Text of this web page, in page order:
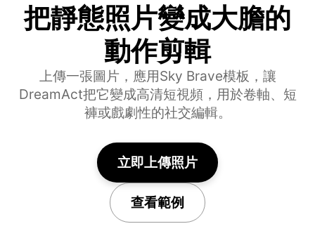
把靜態照片變成大膽的
動作剪輯
上傳一張圖片，應用Sky Brave模板，讓
DreamAct把它變成高清短視頻，用於卷軸、短
褲或戲劇性的社交編輯。
立即上傳照片
查看範例